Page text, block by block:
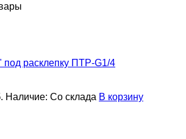
под расклепку ПТР-G1/4
Наличие: Со склада В корзину